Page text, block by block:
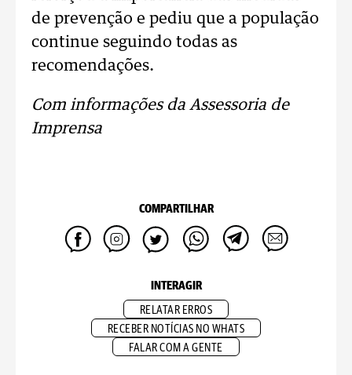
de prevenção e pediu que a população
continue seguindo todas as
recomendações.
Com informações da Assessoria de
Imprensa
COMPARTILHAR
INTERAGIR
RELATAR ERROS
RECEBER NOTÍCIAS NO WHATS
FALAR COM A GENTE